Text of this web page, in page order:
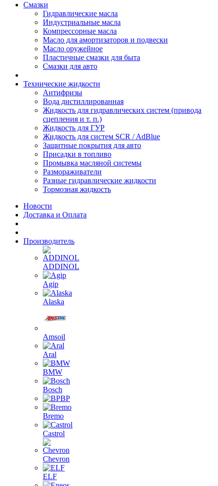
Смазки
Гидравлические масла
Индустриальные масла
Компрессорные масла
Масло для амортизаторов и подвески
Масло оружейное
Пластичные смазки для быта
Смазки для авто
Технические жидкости
Антифризы
Вода дистиллированная
Жидкость для гидравлических систем (привода
сцепления и т. п.)
Жидкость для ГУР
Жидкость для систем SCR / AdBlue
Защитные покрытия для авто
Присадки в топливо
Промывка масляной системы
Размораживатели
Разные гидравлические жидкости
Тормозная жидкость
Новости
Доставка и Оплата
Производитель
ADDINOL
Agip
Alaska
Amsoil
Aral
BMW
Bosch
BP
Bremo
Castrol
Chevron
ELF